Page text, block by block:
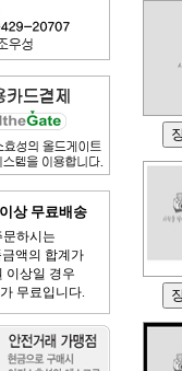
상 무료배송
문하시는
액의 합계가
이상일 경우
무료입니다.